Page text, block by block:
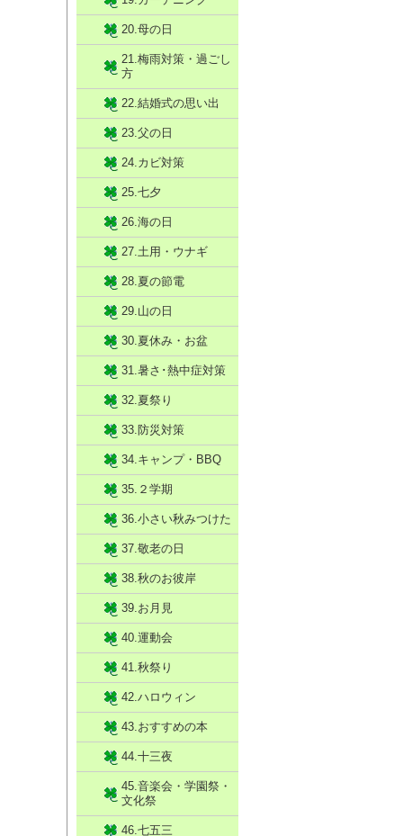
20.母の日
21.梅雨対策・過ごし
方
22.結婚式の思い出
23.父の日
24.カビ対策
25.七夕
26.海の日
27.土用・ウナギ
28.夏の節電
29.山の日
30.夏休み・お盆
31.暑さ･熱中症対策
32.夏祭り
33.防災対策
34.キャンプ・BBQ
35.２学期
36.小さい秋みつけた
37.敬老の日
38.秋のお彼岸
39.お月見
40.運動会
41.秋祭り
42.ハロウィン
43.おすすめの本
44.十三夜
45.音楽会・学園祭・
文化祭
46.七五三